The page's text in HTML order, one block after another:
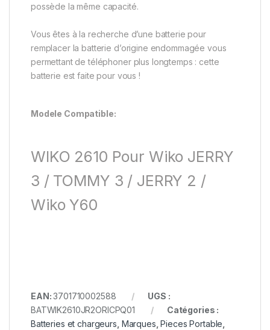
possède la même capacité.
Vous êtes à la recherche d’une batterie pour
remplacer la batterie d’origine endommagée vous
permettant de téléphoner plus longtemps : cette
batterie est faite pour vous !
Modele Compatible:
WIKO 2610 Pour Wiko JERRY
3 / TOMMY 3 / JERRY 2 /
Wiko Y60
EAN:3701710002588
UGS :
BATWIK2610JR2ORICPQ01
Catégories :
Batteries et chargeurs Marques ,Pieces Portable